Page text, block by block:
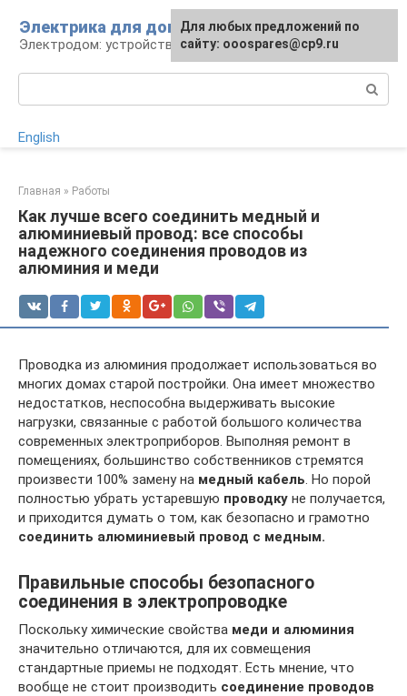
контенту
Электрика для дома
Электродом: устройства, кабели, ремонт
English
Главная » Работы
Как лучше всего соединить медный и
алюминиевый провод: все способы
надежного соединения проводов из
алюминия и меди
Проводка из алюминия продолжает использоваться во
многих домах старой постройки. Она имеет множество
недостатков, неспособна выдерживать высокие
нагрузки, связанные с работой большого количества
современных электроприборов. Выполняя ремонт в
помещениях, большинство собственников стремятся
произвести 100% замену на медный кабель. Но порой
полностью убрать устаревшую проводку не получается,
и приходится думать о том, как безопасно и грамотно
соединить алюминиевый провод с медным.
Правильные способы безопасного
соединения в электропроводке
Поскольку химические свойства меди и алюминия
значительно отличаются, для их совмещения
стандартные приемы не подходят. Есть мнение, что
вообще не стоит производить соединение проводов
Для любых предложений по
сайту: ooospares@cp9.ru